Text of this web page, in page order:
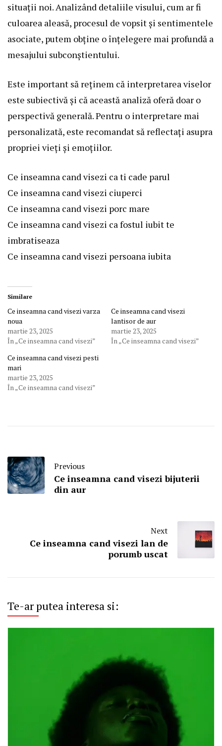
situații noi. Analizând detaliile visului, cum ar fi
culoarea aleasă, procesul de vopsit și sentimentele
asociate, putem obține o înțelegere mai profundă a
mesajului subconștientului.
Este important să reținem că interpretarea viselor
este subiectivă și că această analiză oferă doar o
perspectivă generală. Pentru o interpretare mai
personalizată, este recomandat să reflectați asupra
propriei vieți și emoțiilor.
Ce inseamna cand visezi ca ti cade parul
Ce inseamna cand visezi ciuperci
Ce inseamna cand visezi porc mare
Ce inseamna cand visezi ca fostul iubit te
imbratiseaza
Ce inseamna cand visezi persoana iubita
Similare
Ce inseamna cand visezi varza
noua
martie 23, 2025
În „Ce inseamna cand visezi”
Ce inseamna cand visezi
lantisor de aur
martie 23, 2025
În „Ce inseamna cand visezi”
Ce inseamna cand visezi pesti
mari
martie 23, 2025
În „Ce inseamna cand visezi”
Previous
Ce inseamna cand visezi bijuterii
din aur
Next
Ce inseamna cand visezi lan de
porumb uscat
Te-ar putea interesa si: